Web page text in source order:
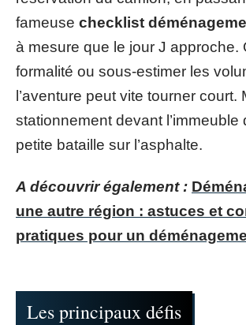
fameuse checklist
à mesure que le jour J approche.
formalité ou sous-estimer les
l’aventure peut vite tourner court.
stationnement devant l’immeuble
petite bataille sur l’asphalte.
A découvrir également :
une autre région : astuces et
pratiques pour un
Les principaux défis